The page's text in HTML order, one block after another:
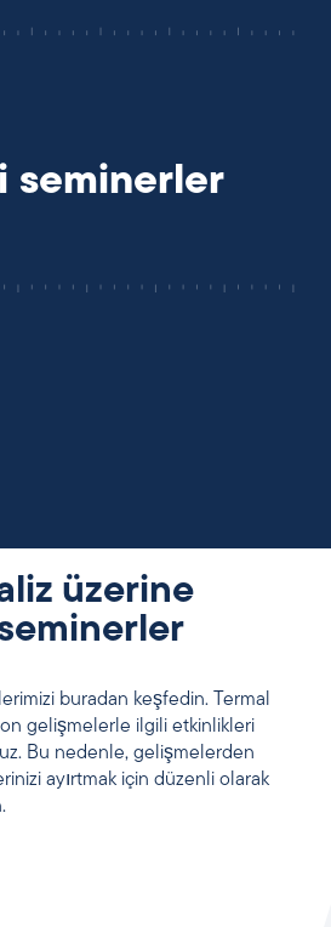
seminerler
üzerine
buradan keşfedin. Termal
gelişmelerle ilgili etkinlikleri
Bu nedenle, gelişmelerden
ayırtmak için düzenli olarak